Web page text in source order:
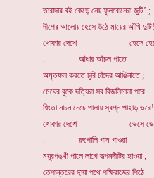
তারাদার বই কেড়ে নেয় ফুলবোনেরা জুটি’ ;
দীপের আলোয় হেসে উঠে মায়ের আঁখি দুটি!
খোকার দেশে হেসে
. আঁধার আঁচল পাতে
অমৃতফল করতে চুরি চাঁদের আঙিনাতে ;
মেঘের বুকে দত্যিরা সব বিজলিমালা পরে
ধিংতা নাচন নেচে পালায় স্বপ্ন পাহাড় ভরে!
খোকার দেশে ভেসে
. রুপোলি গান-গাওয়া
ময়ূরপঙ্খী পালে লাগে রূপনদীটির হাওয়া ;
তেপান্তরের ছায়া পথে পক্ষিরাজের পিঠে